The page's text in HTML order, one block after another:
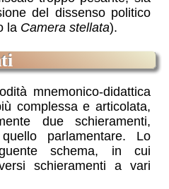
del dissenso politico
la Camera stellata).
mnemonico-didattica
complessa e articolata,
due schieramenti,
parlamentare. Lo
schema, in cui
schieramenti a vari